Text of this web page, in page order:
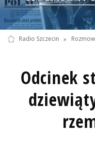
Radio Szczecin »
Odcinek